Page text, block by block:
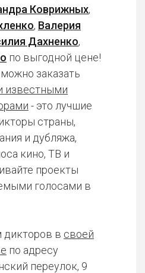
Коврижных,
, Валерия
Дахненко,
по выгодной цене!
заказать
известными
- это лучшие
страны,
и дубляжа,
кино, ТВ и
проекты
голосами в
в своей
по адресу
переулок, 9